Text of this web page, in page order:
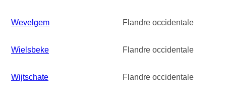
Wevelgem Flandre occidentale
Wielsbeke Flandre occidentale
Wijtschate Flandre occidentale